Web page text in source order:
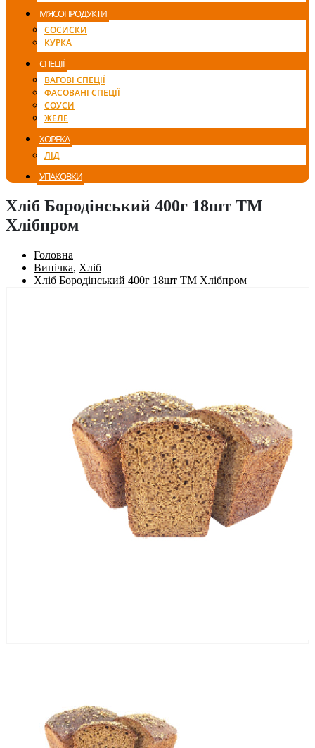
М’ЯСОПРОДУКТИ
СОСИСКИ
КУРКА
СПЕЦІЇ
ВАГОВІ СПЕЦІЇ
ФАСОВАНІ СПЕЦІЇ
СОУСИ
ЖЕЛЕ
ХОРЕКА
ЛІД
УПАКОВКИ
Хліб Бородінський 400г 18шт ТМ
Хлібпром
Головна
Випічка, Хліб
Хліб Бородінський 400г 18шт ТМ Хлібпром